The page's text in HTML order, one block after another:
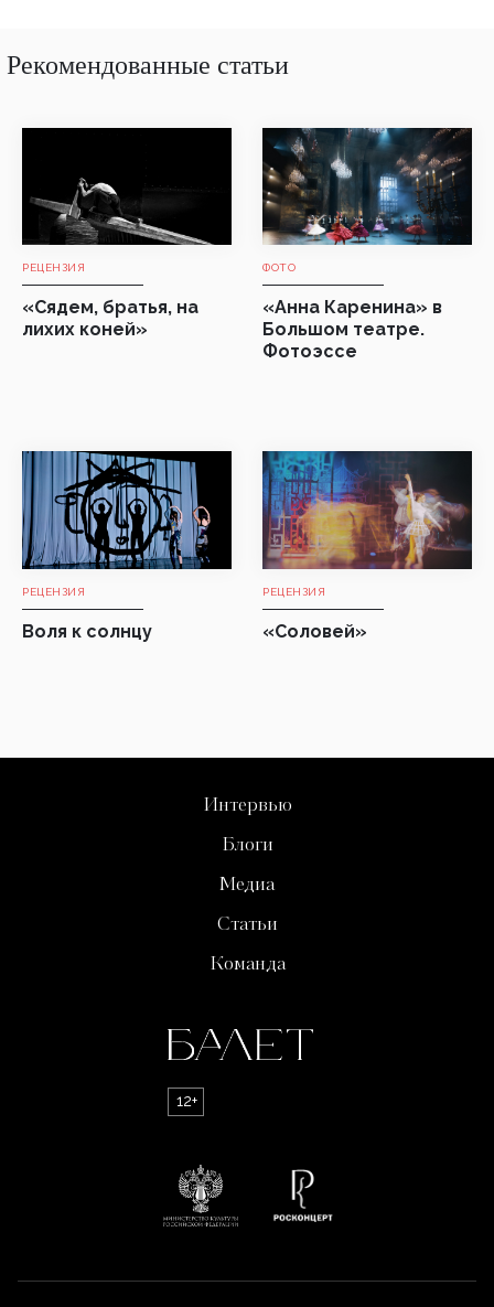
Рекомендованные статьи
РЕЦЕНЗИЯ
«Сядем, братья, на
лихих коней»
ФОТО
«Анна Каренина» в
Большом театре.
Фотоэссе
РЕЦЕНЗИЯ
Воля к солнцу
РЕЦЕНЗИЯ
«Соловей»
Интервью
Блоги
Медиа
Статьи
Команда
12+